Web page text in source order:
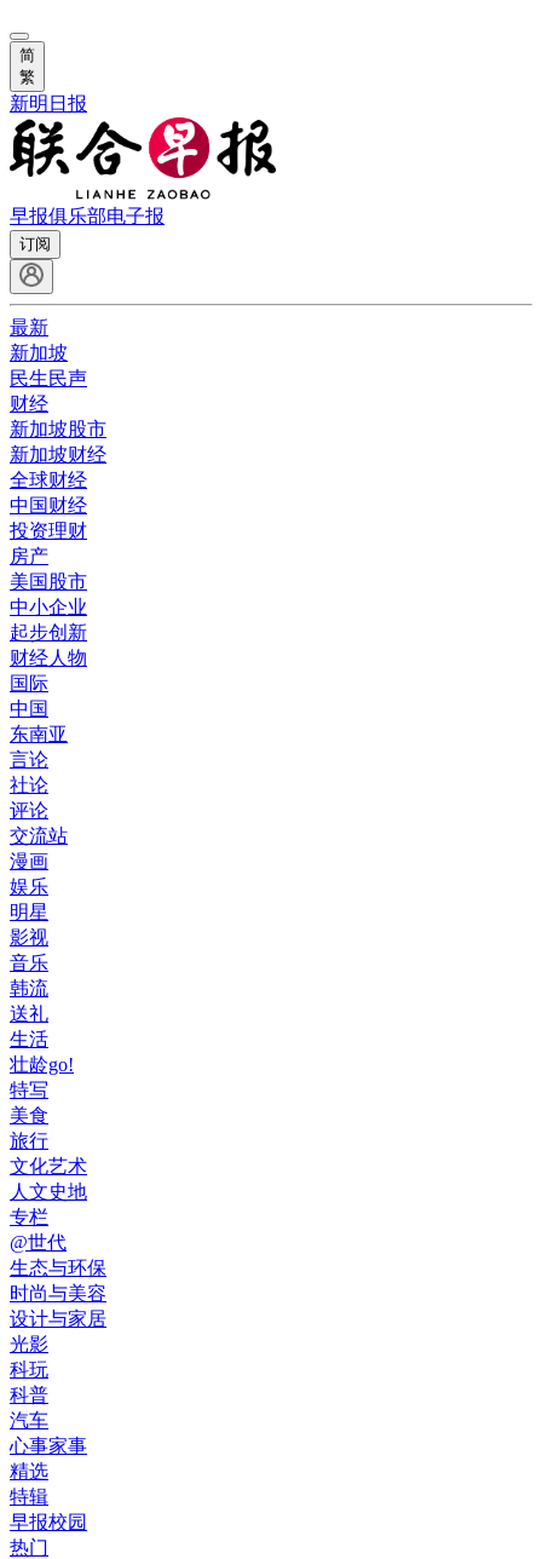
简
繁
新明日报
早报俱乐部电子报
订阅
最新
新加坡
民生民声
财经
新加坡股市
新加坡财经
全球财经
中国财经
投资理财
房产
美国股市
中小企业
起步创新
财经人物
国际
中国
东南亚
言论
社论
评论
交流站
漫画
娱乐
明星
影视
音乐
韩流
送礼
生活
壮龄go!
特写
美食
旅行
文化艺术
人文史地
专栏
@世代
生态与环保
时尚与美容
设计与家居
光影
科玩
科普
汽车
心事家事
精选
特辑
早报校园
热门